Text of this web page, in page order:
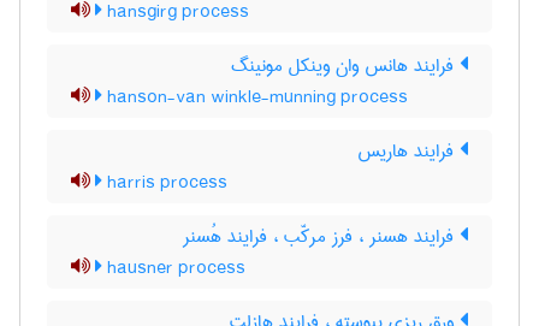
hansgirg process
فرایند هانس وان وینکل مونینگ
hanson-van winkle-munning process
فرایند هاریس
harris process
فرایند هسنر ، فرز مرکّب ، فرایند هُسنر
hausner process